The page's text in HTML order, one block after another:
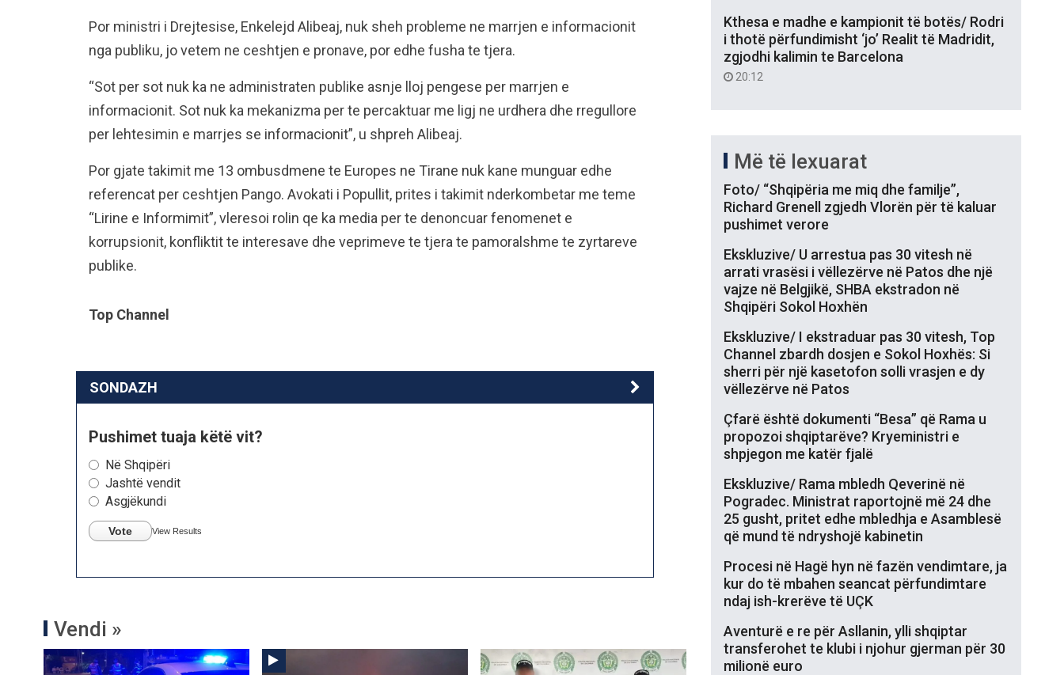
Por ministri i Drejtesise, Enkelejd Alibeaj, nuk sheh probleme ne marrjen e informacionit
nga publiku, jo vetem ne ceshtjen e pronave, por edhe fusha te tjera.
“Sot per sot nuk ka ne administraten publike asnje lloj pengese per marrjen e
informacionit. Sot nuk ka mekanizma per te percaktuar me ligj ne urdhera dhe rregullore
per lehtesimin e marrjes se informacionit”, u shpreh Alibeaj.
Por gjate takimit me 13 ombusdmene te Europes ne Tirane nuk kane munguar edhe
referencat per ceshtjen Pango. Avokati i Popullit, prites i takimit nderkombetar me teme
“Lirine e Informimit”, vleresoi rolin qe ka media per te denoncuar fenomenet e
korrupsionit, konfliktit te interesave dhe veprimeve te tjera te pamoralshme te zyrtareve
publike.
Top Channel
SONDAZH
Pushimet tuaja këtë vit?
Në Shqipëri
Jashtë vendit
Asgjëkundi
Vote View Results
Vendi »
Kthesa e madhe e kampionit të botës/ Rodri
i thotë përfundimisht ‘jo’ Realit të Madridit,
zgjodhi kalimin te Barcelona
20:12
Më të lexuarat
Foto/ “Shqipëria me miq dhe familje”,
Richard Grenell zgjedh Vlorën për të kaluar
pushimet verore
Ekskluzive/ U arrestua pas 30 vitesh në
arrati vrasësi i vëllezërve në Patos dhe një
vajze në Belgjikë, SHBA ekstradon në
Shqipëri Sokol Hoxhën
Ekskluzive/ I ekstraduar pas 30 vitesh, Top
Channel zbardh dosjen e Sokol Hoxhës: Si
sherri për një kasetofon solli vrasjen e dy
vëllezërve në Patos
Çfarë është dokumenti “Besa” që Rama u
propozoi shqiptarëve? Kryeministri e
shpjegon me katër fjalë
Ekskluzive/ Rama mbledh Qeverinë në
Pogradec. Ministrat raportojnë më 24 dhe
25 gusht, pritet edhe mbledhja e Asamblesë
që mund të ndryshojë kabinetin
Procesi në Hagë hyn në fazën vendimtare, ja
kur do të mbahen seancat përfundimtare
ndaj ish-krerëve të UÇK
Aventurë e re për Asllanin, ylli shqiptar
transferohet te klubi i njohur gjerman për 30
milionë euro